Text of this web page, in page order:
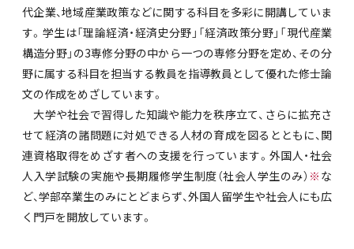
代企業、地域産業政策などに関する科目を多彩に開講していま
す。学生は「理論経済・経済史分野」「経済政策分野」「現代産業
構造分野」の3専修分野の中から一つの専修分野を定め、その分
野に属する科目を担当する教員を指導教員として優れた修士論
文の作成をめざしています。
大学や社会で習得した知識や能力を秩序立て、さらに拡充さ
せて経済の諸問題に対処できる人材の育成を図るとともに、関
連資格取得をめざす者への支援を行っています。外国人・社会
人入学試験の実施や長期履修学生制度（社会人学生のみ） ※ な
ど、学部卒業生のみにとどまらず、外国人留学生や社会人にも広
く門戸を開放しています。